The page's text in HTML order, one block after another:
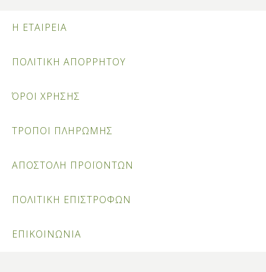
Η ΕΤΑΙΡΕΙΑ
ΠΟΛΙΤΙΚΗ ΑΠΟΡΡΗΤΟΥ
ΌΡΟΙ ΧΡΗΣΗΣ
ΤΡΟΠΟΙ ΠΛΗΡΩΜΗΣ
ΑΠΟΣΤΟΛΗ ΠΡΟΪΟΝΤΩΝ
ΠΟΛΙΤΙΚΗ ΕΠΙΣΤΡΟΦΩΝ
ΕΠΙΚΟΙΝΩΝΙΑ